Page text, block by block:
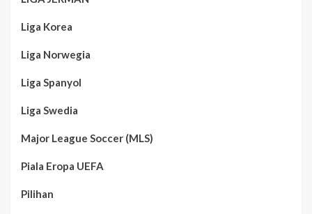
Liga Korea
Liga Norwegia
Liga Spanyol
Liga Swedia
Major League Soccer (MLS)
Piala Eropa UEFA
Pilihan